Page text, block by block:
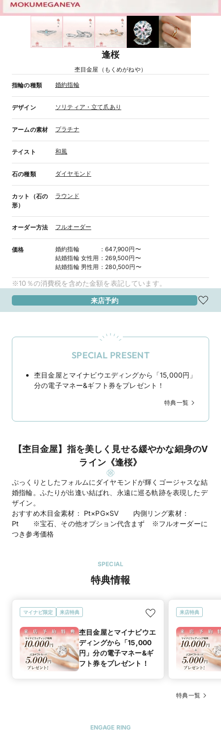
逢桜
杢目金屋（もくめがねや）
指輪の種類 婚約指輪
デザイン ソリティア・立て爪あり
アームの素材 プラチナ
テイスト 和風
石の種類 ダイヤモンド
カット（石の
形）
ラウンド
オーダー方法 フルオーダー
価格 婚約指輪 ：647,900円〜
結婚指輪 女性用 ： 269,500円〜
結婚指輪 男性用 ： 280,500円〜
※10％の消費税を含めた金額を表記しています。
来店予約
SPECIAL PRESENT
杢目金屋とマイナビウエディングから「15,000円」
分の電子マネー&ギフト券をプレゼント！
特典一覧
【杢目金屋】指を美しく見せる緩やかな細身のV
ライン《逢桜》
ぷっくりとしたフォルムにダイヤモンドが輝くゴージャスな結
婚指輪。ふたりが出逢い結ばれ、永遠に巡る軌跡を表現したデ
ザイン。
おすすめ木目金素材： Pt×PG×SV 内側リング素材：
Pt ※宝石、その他オプション代含まず ※フルオーダーに
つき参考価格
SPECIAL
特典情報
マイナビ限定 来店特典
杢目金屋とマイナビウエ
ディングから「15,000
円」分の電子マネー&ギ
フト券をプレゼント！
来店特典
特典一覧
ENGAGE RING